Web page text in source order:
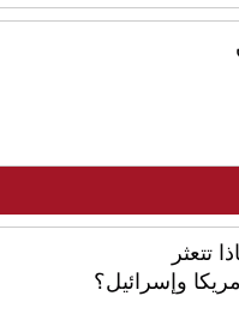
تتعثر
وإسرائيل؟